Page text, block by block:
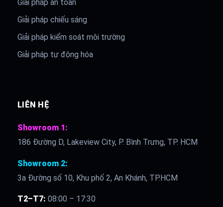
Giải pháp an toàn
Giải pháp chiếu sáng
Giải pháp kiểm soát môi trường
Giải pháp tự động hóa
LIÊN HỆ
Showroom 1:
186 Đường D, Lakeview City, P. Bình Trưng, TP. HCM
Showroom 2:
3a Đường số 10, Khu phố 2, An Khánh, TP.HCM
T2–T7: 08:00 – 17:30